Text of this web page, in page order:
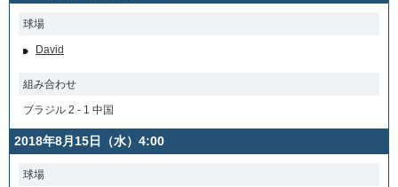
球場
David
組み合わせ
ブラジル 2 - 1 中国
2018年8月15日（水）4:00
球場